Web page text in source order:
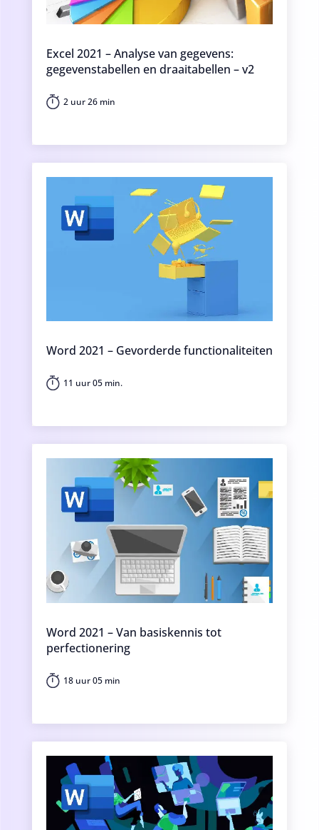
Excel 2021 – Analyse van gegevens:
gegevenstabellen en draaitabellen – v2
2 uur 26 min
Word 2021 – Gevorderde functionaliteiten
11 uur 05 min.
Word 2021 – Van basiskennis tot
perfectionering
18 uur 05 min